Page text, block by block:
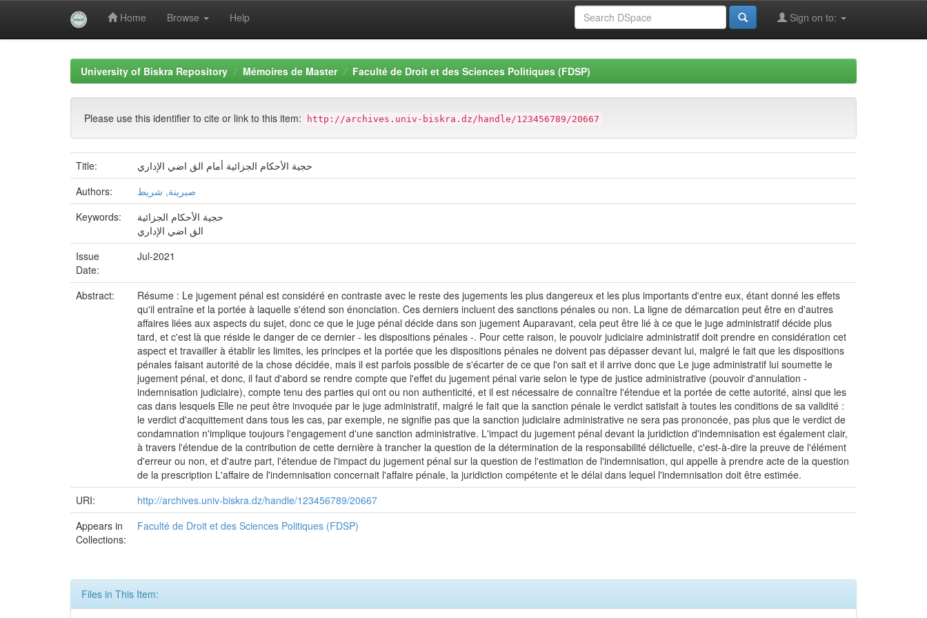
Home Browse Help Sign on to:
University of Biskra Repository Mémoires de Master Faculté de Droit et des Sciences Politiques (FDSP)
Please use this identifier to cite or link to this item: http://archives.univ-biskra.dz/handle/123456789/20667
Title:
حجية الأحكام الجزائية أمام الق اضي الإداري
Authors:
صبرينة, شريط
Keywords:
حجية الأحكام الجزائية
الق اضي الإداري
Issue
Date:
Jul-2021
Abstract:
Résume : Le jugement pénal est considéré en contraste avec le reste des jugements les plus dangereux et les plus importants d'entre eux, étant donné les effets
qu'il entraîne et la portée à laquelle s'étend son énonciation. Ces derniers incluent des sanctions pénales ou non. La ligne de démarcation peut être en d'autres
affaires liées aux aspects du sujet, donc ce que le juge pénal décide dans son jugement Auparavant, cela peut être lié à ce que le juge administratif décide plus
tard, et c'est là que réside le danger de ce dernier - les dispositions pénales -. Pour cette raison, le pouvoir judiciaire administratif doit prendre en considération cet
aspect et travailler à établir les limites, les principes et la portée que les dispositions pénales ne doivent pas dépasser devant lui, malgré le fait que les dispositions
pénales faisant autorité de la chose décidée, mais il est parfois possible de s'écarter de ce que l'on sait et il arrive donc que Le juge administratif lui soumette le
jugement pénal, et donc, il faut d'abord se rendre compte que l'effet du jugement pénal varie selon le type de justice administrative (pouvoir d'annulation -
indemnisation judiciaire), compte tenu des parties qui ont ou non authenticité, et il est nécessaire de connaître l'étendue et la portée de cette autorité, ainsi que les
cas dans lesquels Elle ne peut être invoquée par le juge administratif, malgré le fait que la sanction pénale le verdict satisfait à toutes les conditions de sa validité :
le verdict d'acquittement dans tous les cas, par exemple, ne signifie pas que la sanction judiciaire administrative ne sera pas prononcée, pas plus que le verdict de
condamnation n'implique toujours l'engagement d'une sanction administrative. L'impact du jugement pénal devant la juridiction d'indemnisation est également clair,
à travers l'étendue de la contribution de cette dernière à trancher la question de la détermination de la responsabilité délictuelle, c'est-à-dire la preuve de l'élément
d'erreur ou non, et d'autre part, l'étendue de l'impact du jugement pénal sur la question de l'estimation de l'indemnisation, qui appelle à prendre acte de la question
de la prescription L'affaire de l'indemnisation concernait l'affaire pénale, la juridiction compétente et le délai dans lequel l'indemnisation doit être estimée.
URI:
http://archives.univ-biskra.dz/handle/123456789/20667
Appears in
Collections:
Faculté de Droit et des Sciences Politiques (FDSP)
Files in This Item: